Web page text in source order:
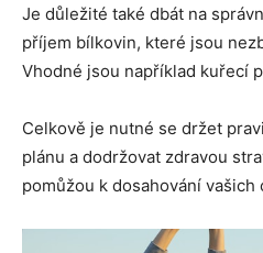
Je důležité také dbát na
příjem bílkovin, které jsou
Vhodné jsou například kuřecí
Celkově je nutné se držet
plánu a dodržovat zdravou
pomůžou k dosahování vašich